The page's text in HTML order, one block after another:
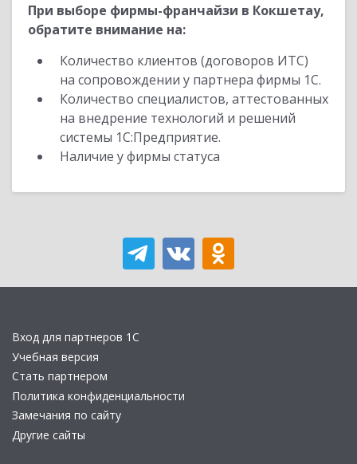
При выборе фирмы-франчайзи в Кокшетау,
обратите внимание на:
Количество клиентов (договоров ИТС)
на сопровождении у партнера фирмы 1С.
Количество специалистов, аттестованных
на внедрение технологий и решений
системы 1С:Предприятие.
Наличие у фирмы статуса
Вход для партнеров 1С
Учебная версия
Стать партнером
Политика конфиденциальности
Замечания по сайту
Другие сайты